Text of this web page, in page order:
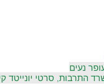
נעים
התרבות, סרטי יונייטד